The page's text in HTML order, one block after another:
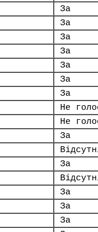
За
За
За
За
За
За
За
Не
Не
За
За
За
За
За